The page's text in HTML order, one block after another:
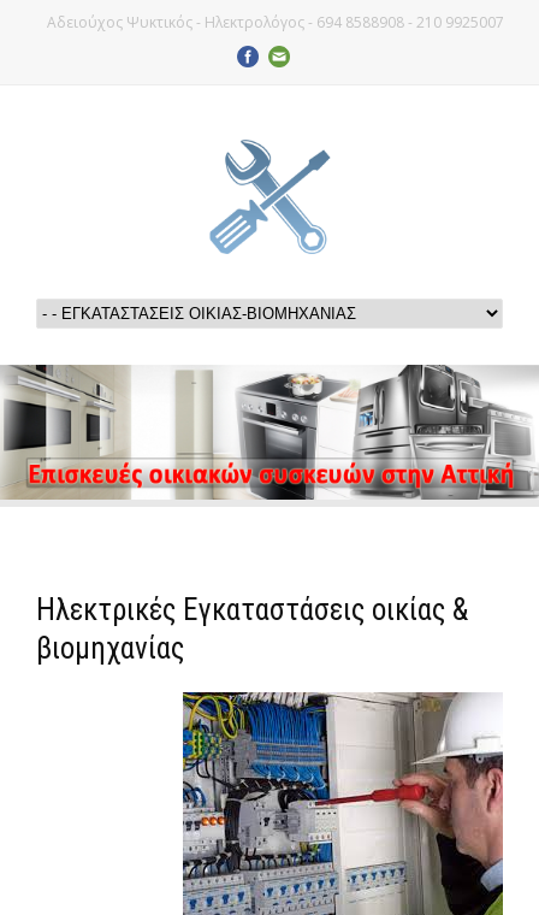
Αδειούχος Ψυκτικός - Ηλεκτρολόγος - 694 8588908 - 210 9925007
Ηλεκτρικές Εγκαταστάσεις οικίας &
βιομηχανίας